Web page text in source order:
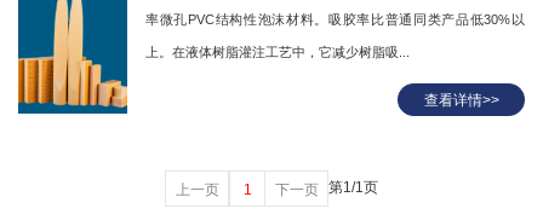
率微孔PVC结构性泡沫材料。吸胶率比普通同类产品低30%以
上。在液体树脂灌注工艺中，它减少树脂吸...
查看详情>>
上一页 1 下一页 第1/1页